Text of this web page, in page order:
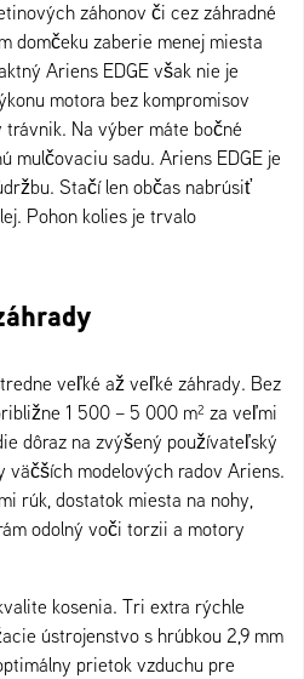
záhonov či cez záhradné
domčeku zaberie menej miesta
Ariens EDGE však nie je
motora bez kompromisov
Na výber máte bočné
mulčovaciu sadu. Ariens EDGE je
Stačí len občas nabrúsiť
Pohon kolies je trvalo
veľké až veľké záhrady. Bez
1 500 – 5 000 m² za veľmi
dôraz na zvýšený používateľský
väčších modelových radov Ariens.
rúk, dostatok miesta na nohy,
odolný voči torzii a motory
kosenia. Tri extra rýchle
ústrojenstvo s hrúbkou 2,9 mm
prietok vzduchu pre